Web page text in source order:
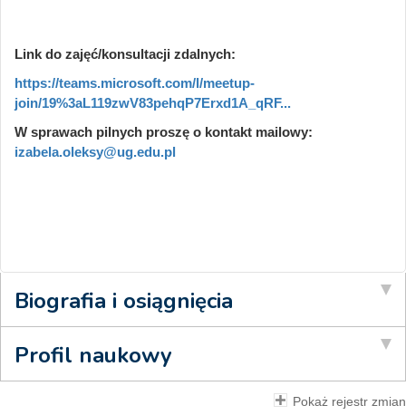
Link do zajęć/konsultacji zdalnych:
https://teams.microsoft.com/l/meetup-
join/19%3aL119zwV83pehqP7Erxd1A_qRF...
W sprawach pilnych proszę o kontakt mailowy:
izabela.oleksy@ug.edu.pl
Biografia i osiągnięcia
Profil naukowy
Pokaż rejestr zmian